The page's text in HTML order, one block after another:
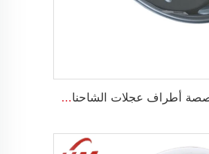
أطراف العجلات المخصصة أطراف عجلات الشاحنات الخفيفة 5.5x16 إطار فولاذي بقطر 16 بوصة 16x5.5